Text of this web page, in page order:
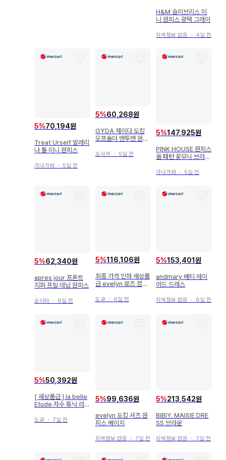
H&M 슬리브리스 미
니 원피스 광택 그레이
지역정보 없음 ・ 4일 전
5%70,194원
Treat Urself 발레리
나 튤 미니 원피스
가나가와 ・ 5일 전
5%60,268원
GYDA 제이다 도킹
오프숄더 맨투맨 원피
오사카・ 5일 전
5%147,925원
PINK HOUSE 원피스
올 패턴 꽃무늬 브라운
가나가와 ・5일 전
5%62,340원
apres jour 프론트
지퍼 프릴 데님 원피스
오이타 ・ 6일 전
5%116,106원
최종 가격 인하 새상품
급 evelyn 로즈 점프
도쿄 ・ 6일 전
5%153,401원
andmary 베티 레이
어드 드레스
지역정보 없음 ・ 6일 전
5%50,392원
[ 새상품급 ] la belle
Etude 자수 튜닉 라이
도쿄 ・ 7일 전
5%99,636원
evelyn 도킹 셔츠 원
피스 베이지
지역정보 없음 ・ 7일 전
5%213,542원
BIBIY. MAISIE DRE
SS 브라운
지역정보 없음 ・ 7일 전